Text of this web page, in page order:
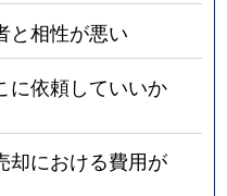
と相性が悪い
に依頼していいか
却における費用が